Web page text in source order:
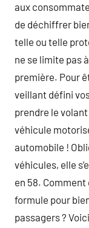
aux
de déchiffrer
telle ou telle
ne se limite pas
première. Pour
veillant défini
prendre le
véhicule
automobile !
véhicules, elle
en 58.
formule pour
passagers ?